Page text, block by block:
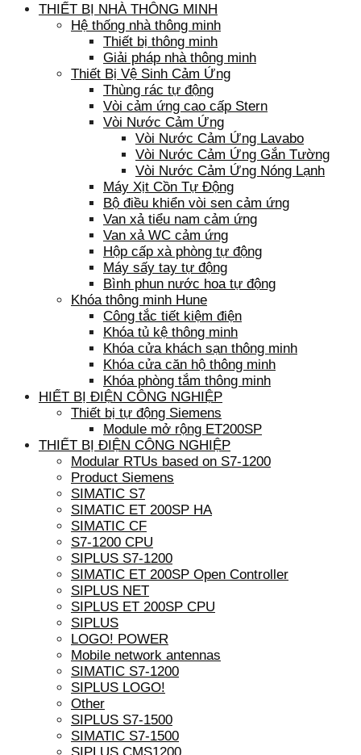
THIẾT BỊ NHÀ THÔNG MINH
Hệ thống nhà thông minh
Thiết bị thông minh
Giải pháp nhà thông minh
Thiết Bị Vệ Sinh Cảm Ứng
Thùng rác tự động
Vòi cảm ứng cao cấp Stern
Vòi Nước Cảm Ứng
Vòi Nước Cảm Ứng Lavabo
Vòi Nước Cảm Ứng Gắn Tường
Vòi Nước Cảm Ứng Nóng Lạnh
Máy Xịt Cồn Tự Động
Bộ điều khiển vòi sen cảm ứng
Van xả tiểu nam cảm ứng
Van xả WC cảm ứng
Hộp cấp xà phòng tự động
Máy sấy tay tự động
Bình phun nước hoa tự động
Khóa thông minh Hune
Công tắc tiết kiệm điện
Khóa tủ kệ thông minh
Khóa cửa khách sạn thông minh
Khóa cửa căn hộ thông minh
Khóa phòng tắm thông minh
HIẾT BỊ ĐIỆN CÔNG NGHIỆP
Thiết bị tự động Siemens
Module mở rộng ET200SP
THIẾT BỊ ĐIỆN CÔNG NGHIỆP
Modular RTUs based on S7-1200
Product Siemens
SIMATIC S7
SIMATIC ET 200SP HA
SIMATIC CF
S7-1200 CPU
SIPLUS S7-1200
SIMATIC ET 200SP Open Controller
SIPLUS NET
SIPLUS ET 200SP CPU
SIPLUS
LOGO! POWER
Mobile network antennas
SIMATIC S7-1200
SIPLUS LOGO!
Other
SIPLUS S7-1500
SIMATIC S7-1500
SIPLUS CMS1200